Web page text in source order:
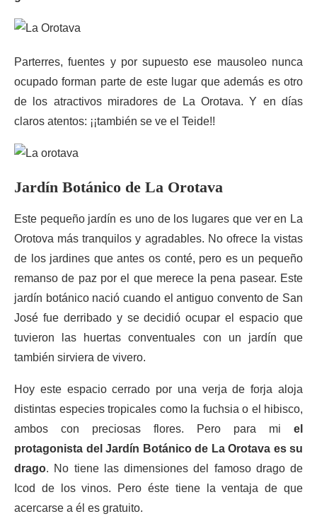
Parterres, fuentes y por supuesto ese mausoleo nunca
ocupado forman parte de este lugar que además es otro
de los atractivos miradores de La Orotava. Y en días
claros atentos: ¡¡también se ve el Teide!!
Jardín Botánico de La Orotava
Este pequeño jardín es uno de los lugares que ver en La
Orotova más tranquilos y agradables. No ofrece la vistas
de los jardines que antes os conté, pero es un pequeño
remanso de paz por el que merece la pena pasear. Este
jardín botánico nació cuando el antiguo convento de San
José fue derribado y se decidió ocupar el espacio que
tuvieron las huertas conventuales con un jardín que
también sirviera de vivero.
Hoy este espacio cerrado por una verja de forja aloja
distintas especies tropicales como la fuchsia o el hibisco,
ambos con preciosas flores. Pero para mi el
protagonista del Jardín Botánico de La Orotava es su
drago. No tiene las dimensiones del famoso drago de
Icod de los vinos. Pero éste tiene la ventaja de que
acercarse a él es gratuito.